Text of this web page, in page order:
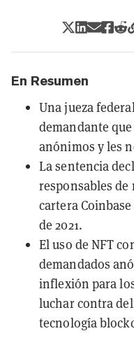
En Resumen
Una jueza
demandante
anónimos y les
La sentencia
responsables de
cartera
de 2021.
El uso de NFT
demandados
inflexión para
luchar contra
tecnología